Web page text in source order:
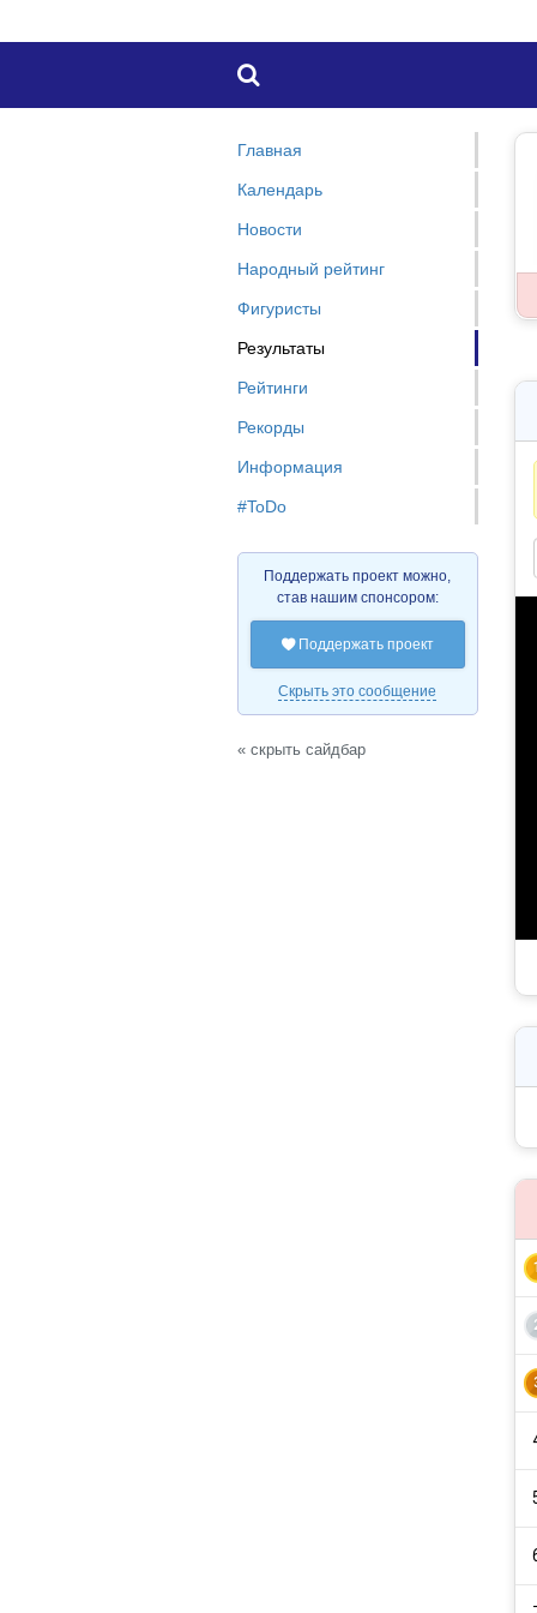

Главная
Календарь
Новости
Народный рейтинг
Фигуристы
Результаты
Рейтинги
Рекорды
Информация
#ToDo
Поддержать проект можно,
став нашим спонсором:
Поддержать проект
Скрыть это сообщение
« скрыть сайдбар